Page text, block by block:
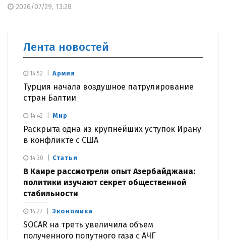
2026/07/29, 13:28
Лента новостей
Армия
Турция начала воздушное патрулирование
стран Балтии
14:52
Мир
Раскрыта одна из крупнейших уступок Ирану
в конфликте с США
14:42
Статьи
В Каире рассмотрели опыт Азербайджана:
политики изучают секрет общественной
стабильности
14:30
Экономика
SOCAR на треть увеличила объем
полученного попутного газа с АЧГ
14:27